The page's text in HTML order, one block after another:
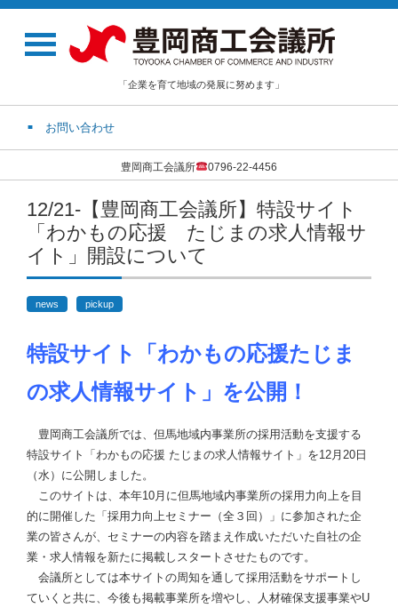
「企業を育て地域の発展に努めます」
お問い合わせ
豊岡商工会議所 0796-22-4456
12/21-【豊岡商工会議所】特設サイト
「わかもの応援 たじまの求人情報サ
イト」開設について
news pickup
特設サイト「わかもの応援たじま
の求人情報サイト」を公開！
豊岡商工会議所では、但馬地域内事業所の採用活動を支援する
特設サイト「わかもの応援 たじまの求人情報サイト」を12月20日
（水）に公開しました。
このサイトは、本年10月に但馬地域内事業所の採用力向上を目
的に開催した「採用力向上セミナー（全３回）」に参加された企
業の皆さんが、セミナーの内容を踏まえ作成いただいた自社の企
業・求人情報を新たに掲載しスタートさせたものです。
会議所としては本サイトの周知を通して採用活動をサポートし
ていくと共に、今後も掲載事業所を増やし、人材確保支援事業やU